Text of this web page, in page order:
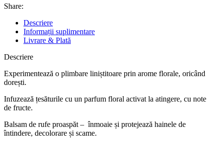
Share:
Descriere
Informații suplimentare
Livrare & Plată
Descriere
Experimentează o plimbare liniștitoare prin arome florale, oricând
dorești.
Infuzează țesăturile cu un parfum floral activat la atingere, cu note
de fructe.
Balsam de rufe proaspăt – înmoaie și protejează hainele de
întindere, decolorare și scame.